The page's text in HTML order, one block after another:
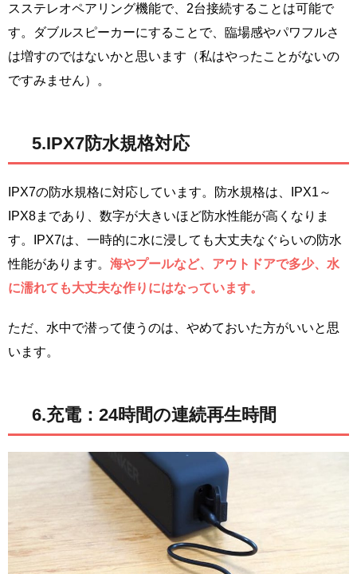
スステレオペアリング機能で、2台接続することは可能で
す。ダブルスピーカーにすることで、臨場感やパワフルさ
は増すのではないかと思います（私はやったことがないの
ですみません）。
5.IPX7防水規格対応
IPX7の防水規格に対応しています。防水規格は、IPX1～
IPX8まであり、数字が大きいほど防水性能が高くなりま
す。IPX7は、一時的に水に浸しても大丈夫なぐらいの防水
性能があります。 海やプールなど、アウトドアで多少、水
に濡れても大丈夫な作りにはなっています。
ただ、水中で潜って使うのは、やめておいた方がいいと思
います。
6.充電：24時間の連続再生時間